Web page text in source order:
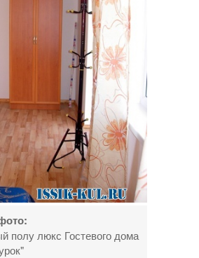
полу люкс Гостевого дома